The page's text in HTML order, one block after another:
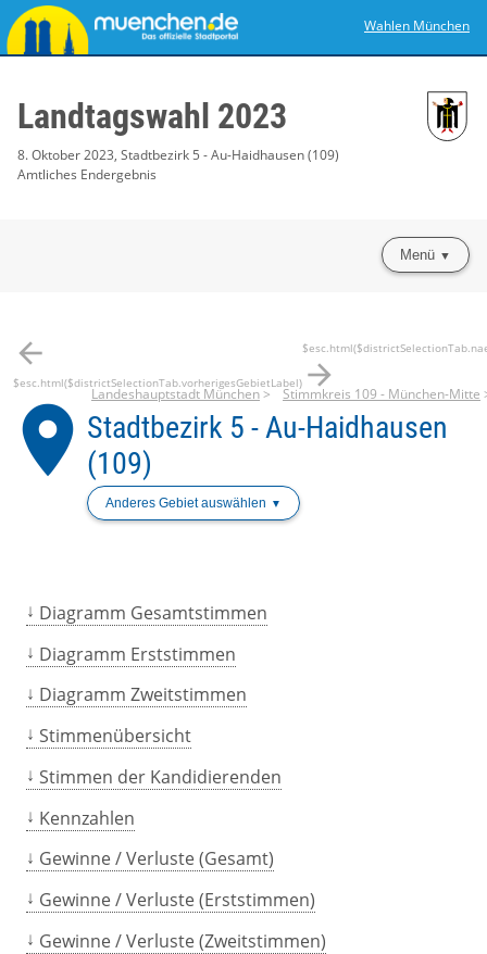
Wahlen München
Landtagswahl 2023
8. Oktober 2023, Stadtbezirk 5 - Au-Haidhausen (109)
Amtliches Endergebnis
Menü
arrow_back
$esc.html($districtSelectionTab.vorherigesGebietLabel) arrow_forward
place
Landeshauptstadt München Stimmkreis 109 - München-Mitte
Stadtbezirk 5 - Au-Haidhausen
(109)
Anderes Gebiet auswählen
Diagramm Gesamtstimmen
Diagramm Erststimmen
Diagramm Zweitstimmen
Stimmenübersicht
Stimmen der Kandidierenden
Kennzahlen
Gewinne / Verluste (Gesamt)
Gewinne / Verluste (Erststimmen)
Gewinne / Verluste (Zweitstimmen)